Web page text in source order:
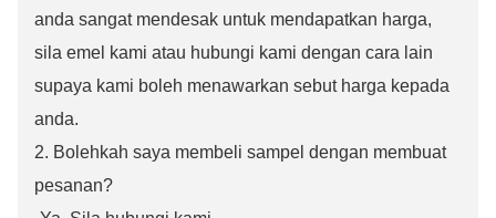
anda sangat mendesak untuk mendapatkan harga,
sila emel kami atau hubungi kami dengan cara lain
supaya kami boleh menawarkan sebut harga kepada
anda.
2. Bolehkah saya membeli sampel dengan membuat
pesanan?